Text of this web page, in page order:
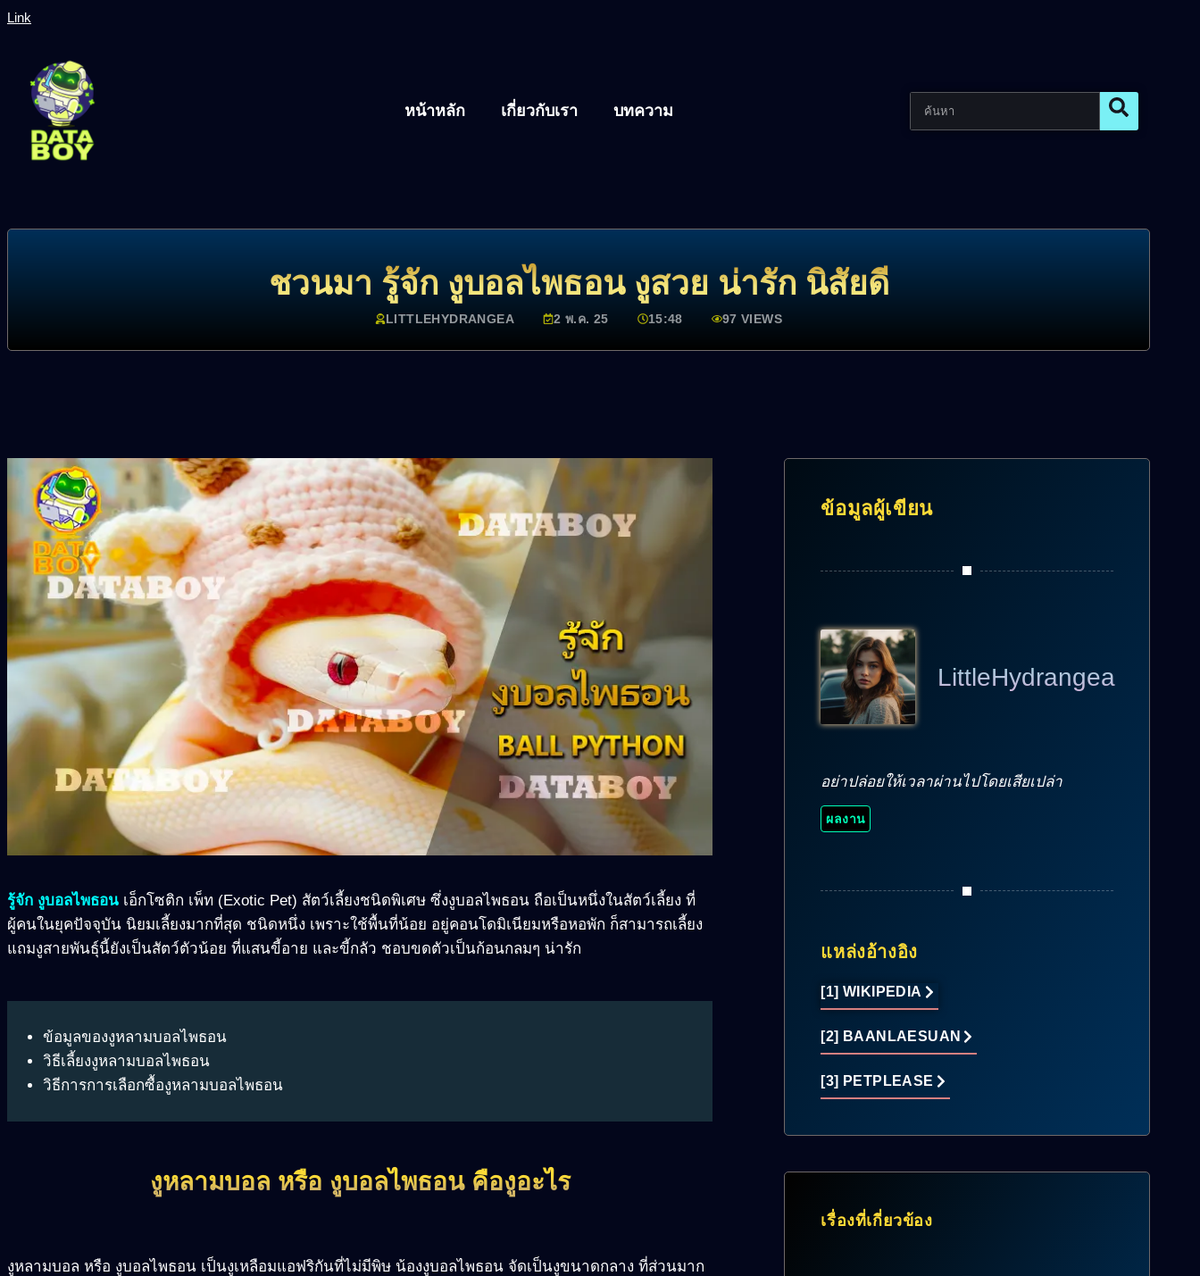
Link
หน้าหลัก เกี่ยวกับเรา บทความ
ชวนมา รู้จัก งูบอลไพธอน งูสวย น่ารัก นิสัยดี
LITTLEHYDRANGEA 2 พ.ค. 25 15:48 97 VIEWS
รู้จัก งูบอลไพธอน เอ็กโซติก เพ็ท (Exotic Pet) สัตว์เลี้ยงชนิดพิเศษ ซึ่งงูบอลไพธอน ถือเป็นหนึ่งในสัตว์เลี้ยง ที่
ผู้คนในยุคปัจจุบัน นิยมเลี้ยงมากที่สุด ชนิดหนึ่ง เพราะใช้พื้นที่น้อย อยู่คอนโดมิเนียมหรือหอพัก ก็สามารถเลี้ยง
แถมงูสายพันธุ์นี้ยังเป็นสัตว์ตัวน้อย ที่แสนขี้อาย และขี้กลัว ชอบขดตัวเป็นก้อนกลมๆ น่ารัก
ข้อมูลของงูหลามบอลไพธอน
วิธีเลี้ยงงูหลามบอลไพธอน
วิธีการการเลือกซื้องูหลามบอลไพธอน
งูหลามบอล หรือ งูบอลไพธอน คืองูอะไร
งูหลามบอล หรือ งูบอลไพธอน เป็นงูเหลือมแอฟริกันที่ไม่มีพิษ น้องงูบอลไพธอน จัดเป็นงูขนาดกลาง ที่ส่วนมาก
ข้อมูลผู้เขียน
LittleHydrangea
อย่าปล่อยให้เวลาผ่านไปโดยเสียเปล่า
ผลงาน
แหล่งอ้างอิง
[1] WIKIPEDIA
[2] BAANLAESUAN
[3] PETPLEASE
เรื่องที่เกี่ยวข้อง